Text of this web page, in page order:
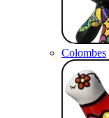
Colombes